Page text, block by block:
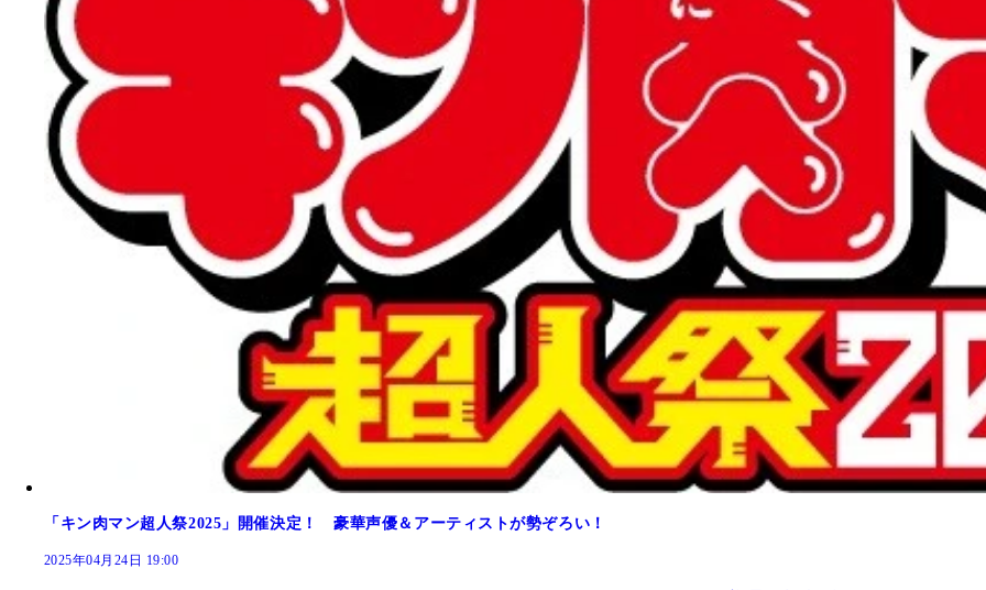
「キン肉マン超人祭2025」開催決定！ 豪華声優＆アーティストが勢ぞろい！
2025年04月24日 19:00